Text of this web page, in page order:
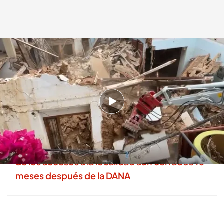
La casa tiene una triste historia.IMAGEN: Juan Polo
Redacción digital Noticias Cuatro
19 SEP 2025 - 17:47h.
La casa reabría heridas de la catástrofe a los
vecinos y suponía un riesgo por su insalubridad
Vuelta al cole caótica en Paiporta con la mitad
de los accesos a la localidad aún cerrados 10
meses después de la DANA